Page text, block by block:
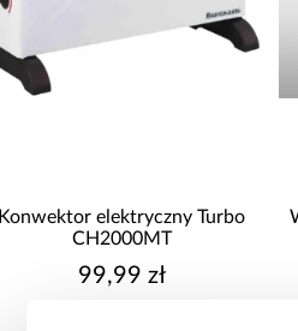
Konwektor elektryczny Turbo
CH2000MT
99,99 zł